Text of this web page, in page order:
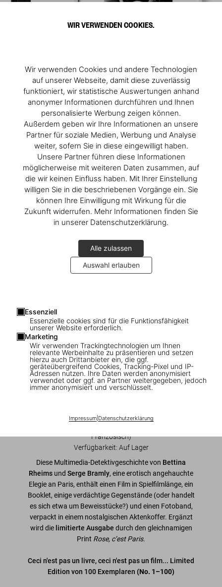
WIR VERWENDEN COOKIES.
Wir verwenden Cookies und andere Technologien
auf unserer Webseite, damit diese zuverlässig
funktioniert, wir statistische Auswertungen anhand
anonymer Informationen durchführen und Ihnen
personalisierte Werbung zeigen können.
Außerdem geben wir Ihre Informationen an unsere
Partner für soziale Medien, Werbung und Analyse
weiter, sofern Sie in diese eingewilligt haben.
Unsere Partner führen diese Informationen
möglicherweise mit weiteren Daten zusammen, auf
die wir keinen Einfluss haben. Mit Ihrer Einstellung
willigen Sie in die beschriebenen Vorgänge ein. Sie
können Ihre Einwilligung mit Wirkung für die
Zukunft widerrufen. Mehr Informationen finden Sie
in unserer Datenschutzerklärung.
Alle zulassen
Auswahl erlauben
Essenziell
Essenzielle cookies sind für die Funktionsfähigkeit
unserer Website erforderlich.
Marketing
Wir verwenden Trackingtechnologien um Ihnen
relevante Werbeinhalte zu präsentieren und setzen
hierzu auch Drittanbieter ein, die ggf.
geräteübergreifend Cookies, Tracking-Pixel und IP-
Adressen nutzen. Ihre Daten werden anonymisiert
verwendet oder ggf. an Partner weitergegeben, jedoch
immer anonymisiert und verschlüsselt.
Impressum| Datenschutzerklärung
FEW LEFT XXL
Bettina Rheims/Serge Bramly. Rose,
c’est Paris. Art Edition No. 1–100 ‘Rose’
US$ 2.500
Französisch)
Verfügbarkeit: Auf Lager
Diese Multimedia-Detektivgeschichte von Bettina
Rheims und Serge Bramly, eine erotisch angehauchte
Elegie an Paris, enthält einen Film in Spielfilmlänge, ein
Booklet, einige verdächtige Gegenstände (oder handelt
es sich etwa um Beweisstücke?) und einen Fotoband,
verpackt in einem nostalgischen Aktenkoffer. Ergänzt
wird die limitierte Ausgabe durch den gleichnamigen
Print Rose, c’est Paris.
Ceci n'est pas un livre, ceci n'est pas un film... Limited
Edition von 100 Exemplaren (No. 1–100)